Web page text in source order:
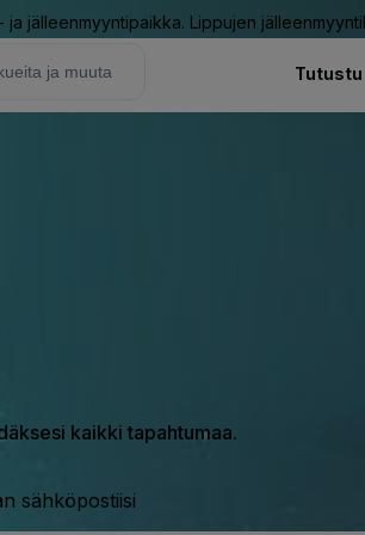
ja jälleenmyyntipaikka. Lippujen
Tutustu
kaikki tapahtumaa.
sähköpostiisi